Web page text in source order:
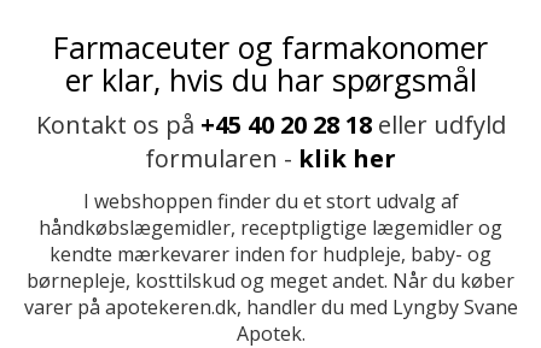
Farmaceuter og farmakonomer
er klar, hvis du har spørgsmål
Kontakt os på +45 40 20 28 18eller udfyld
formularen - klik her
I webshoppen finder du et stort udvalg af
håndkøbslægemidler, receptpligtige lægemidler og
kendte mærkevarer inden for hudpleje, baby- og
børnepleje, kosttilskud og meget andet. Når du køber
varer på apotekeren.dk, handler du med Lyngby Svane
Apotek.